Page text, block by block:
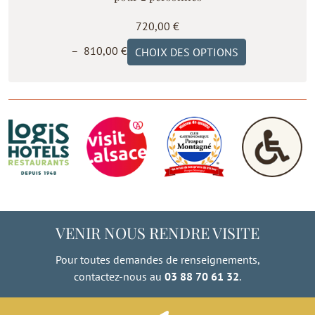
720,00 €
– 810,00 €Plage
de
720,00 €
810,00 €
CHOIX DES OPTIONS
produit
plusieurs
variations.
Les
options
peuvent
sur
la
du
VENIR NOUS RENDRE VISITE
Pour toutes demandes de renseignements,
contactez-nous au 03 88 70 61 32.